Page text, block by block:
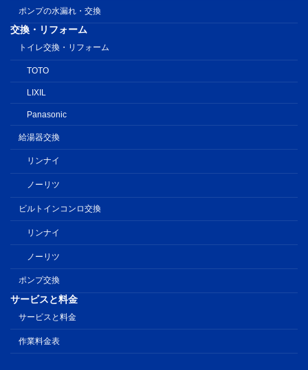
ポンプの水漏れ・交換
交換・リフォーム
トイレ交換・リフォーム
TOTO
LIXIL
Panasonic
給湯器交換
リンナイ
ノーリツ
ビルトインコンロ交換
リンナイ
ノーリツ
ポンプ交換
サービスと料金
サービスと料金
作業料金表